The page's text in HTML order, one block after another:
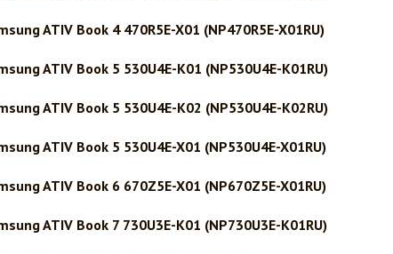
ATIV Book 4 470R5E-X01 (NP470R5E-X01RU)
ATIV Book 5 530U4E-K01 (NP530U4E-K01RU)
ATIV Book 5 530U4E-K02 (NP530U4E-K02RU)
ATIV Book 5 530U4E-X01 (NP530U4E-X01RU)
ATIV Book 6 670Z5E-X01 (NP670Z5E-X01RU)
ATIV Book 7 730U3E-K01 (NP730U3E-K01RU)